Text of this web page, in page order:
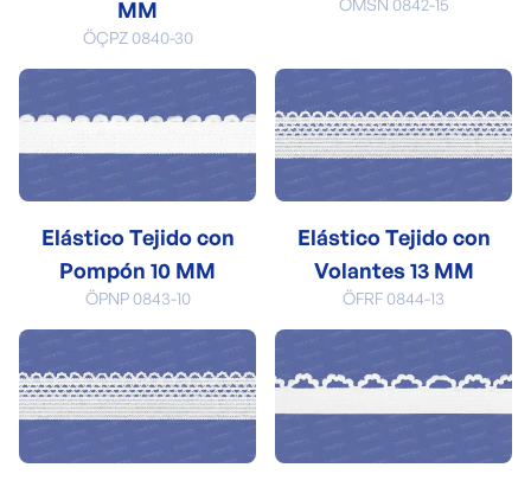
MM
ÖÇPZ 0840-30
Elástico Tejido con
Pompón 10 MM
ÖPNP 0843-10
Elástico Tejido con
Volantes 13 MM
ÖFRF 0844-13